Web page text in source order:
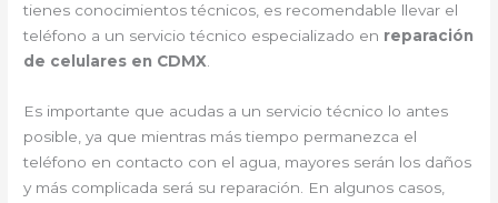
tienes conocimientos técnicos, es recomendable llevar el
teléfono a un servicio técnico especializado en reparación
de celulares en CDMX
Es importante que acudas a un servicio técnico lo antes
posible, ya que mientras más tiempo permanezca el
teléfono en contacto con el agua, mayores serán los daños
y más complicada será su reparación. En algunos casos,